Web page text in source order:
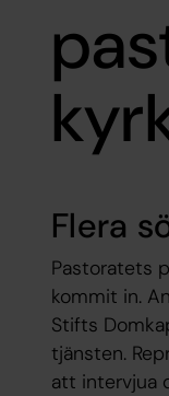
Flera
Pastoratets
kommit in.
Stifts
tjänsten.
att intervjua